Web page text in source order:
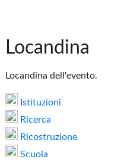
Locandina
Locandina dell'evento.
Istituzioni
Ricerca
Ricostruzione
Scuola